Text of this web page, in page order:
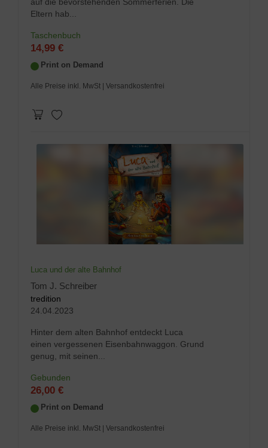
Eltern hab...
Taschenbuch
14,99 €
Print on Demand
Alle Preise inkl. MwSt | Versandkostenfrei
Luca und der alte Bahnhof
Tom J. Schreiber
tredition
24.04.2023
Hinter dem alten Bahnhof entdeckt Luca
einen vergessenen Eisenbahnwaggon. Grund
genug, mit seinen...
Gebunden
26,00 €
Print on Demand
Alle Preise inkl. MwSt | Versandkostenfrei